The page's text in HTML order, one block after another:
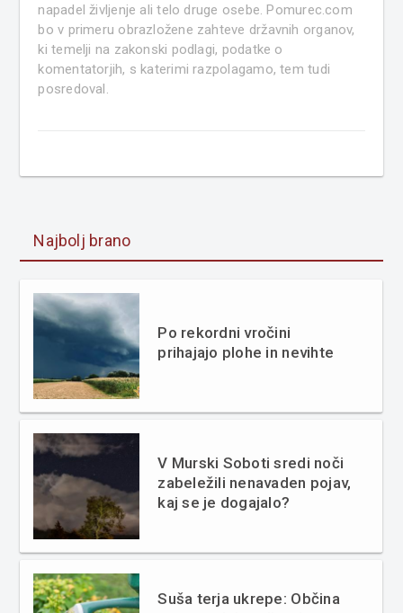
napadel življenje ali telo druge osebe. Pomurec.com
bo v primeru obrazložene zahteve državnih organov,
ki temelji na zakonski podlagi, podatke o
komentatorjih, s katerimi razpolagamo, tem tudi
posredoval.
Najbolj brano
Po rekordni vročini
prihajajo plohe in nevihte
V Murski Soboti sredi noči
zabeležili nenavaden pojav,
kaj se je dogajalo?
Suša terja ukrepe: Občina